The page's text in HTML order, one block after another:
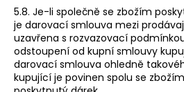
5.8. Je-li společně se zbožím
je darovací smlouva mezi
uzavřena s rozvazovací
odstoupení od kupní smlouvy
darovací smlouva ohledně
kupující je povinen spolu se